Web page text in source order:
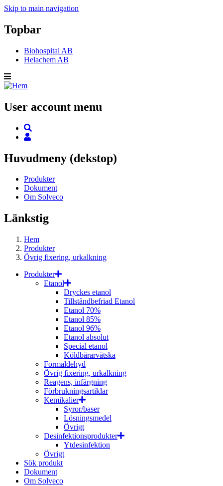
Skip to main navigation
Topbar
Biohospital AB
Helachem AB
User account menu
Huvudmeny (dekstop)
Produkter
Dokument
Om Solveco
Länkstig
Hem
Produkter
Övrig fixering, urkalkning
Produkter
Etanol
Dryckes etanol
Tillståndbefriad Etanol
Etanol 70%
Etanol 85%
Etanol 96%
Etanol absolut
Special etanol
Köldbärarvätska
Formaldehyd
Övrig fixering, urkalkning
Reagens, infärgning
Förbrukningsartiklar
Kemikalier
Syror/baser
Lösningsmedel
Övrigt
Desinfektionsprodukter
Ytdesinfektion
Övrigt
Sök produkt
Dokument
Om Solveco